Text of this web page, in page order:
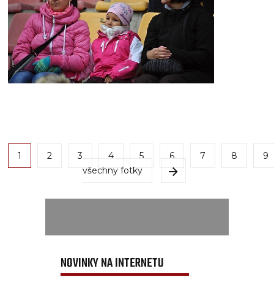
1 2 3 4 5 6 7 8
9
všechny fotky
NOVINKY NA INTERNETU